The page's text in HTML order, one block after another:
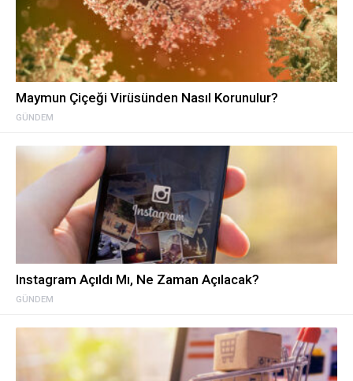
GÜNDEM
Maymun Çiçeği Virüsünden Nasıl Korunulur?
GÜNDEM
Instagram Açıldı Mı, Ne Zaman Açılacak?